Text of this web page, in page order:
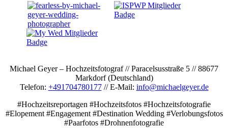
Michael Geyer – Hochzeitsfotograf // Paracelsusstraße 5 // 88677
Markdorf (Deutschland)
Telefon: +491704780177// E-Mail: info@michaelgeyer.de
#Hochzeitsreportagen #Hochzeitsfotos #Hochzeitsfotografie
#Elopement #Engagement #Destination Wedding #Verlobungsfotos
#Paarfotos #Drohnenfotografie